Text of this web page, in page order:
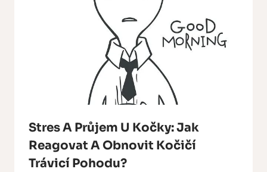
Stres A Průjem U Kočky: Jak
Reagovat A Obnovit Kočičí
Trávicí Pohodu?